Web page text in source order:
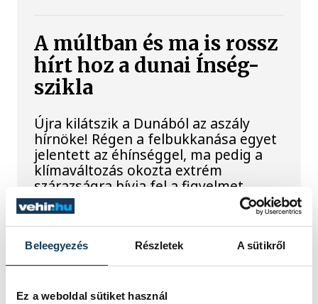
Beleegyezés Részletek A sütikről
Ez a weboldal sütiket használ
A múltban és ma is rossz
hírt hoz a dunai Ínség-
szikla
Újra kilátszik a Dunából az aszály
hírnöke! Régen a felbukkanása egyet
jelentett az éhínséggel, ma pedig a
klímaváltozás okozta extrém
szárazságra hívja fel a figyelmet.
Elmeséljük a baljós kőtömb
történetét.
Magyar Péter:
Magyarország